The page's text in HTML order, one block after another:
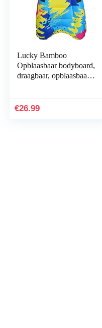
Lucky Bamboo
Opblaasbaar bodyboard,
draagbaar, opblaasbaar,
kinderen, surfen
€26.99